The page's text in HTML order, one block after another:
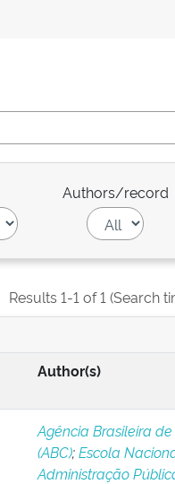
Authors/record
Results 1-1 of 1 (Search
Author(s)
Agência Brasileira
(ABC);Escola
Administração